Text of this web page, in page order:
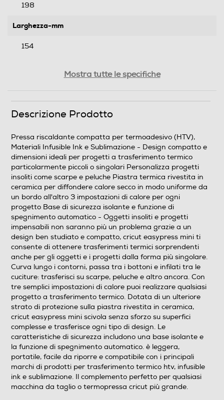
198
Larghezza-mm
154
Informazioni sulla sicurezza del prodotto
Clicca qui
Mostra tutte le specifiche
Descrizione Prodotto
Pressa riscaldante compatta per termoadesivo (HTV),
Materiali Infusible Ink e Sublimazione - Design compatto e
dimensioni ideali per progetti a trasferimento termico
particolarmente piccoli o singolari Personalizza progetti
insoliti come scarpe e peluche Piastra termica rivestita in
ceramica per diffondere calore secco in modo uniforme da
un bordo all'altro 3 impostazioni di calore per ogni
progetto Base di sicurezza isolante e funzione di
spegnimento automatico - Oggetti insoliti e progetti
impensabili non saranno più un problema grazie a un
design ben studiato e compatto, cricut easypress mini ti
consente di ottenere trasferimenti termici sorprendenti
anche per gli oggetti e i progetti dalla forma più singolare.
Curva lungo i contorni, passa tra i bottoni e infilati tra le
cuciture: trasferisci su scarpe, peluche e altro ancora. Con
tre semplici impostazioni di calore puoi realizzare qualsiasi
progetto a trasferimento termico. Dotata di un ulteriore
strato di protezione sulla piastra rivestita in ceramica,
cricut easypress mini scivola senza sforzo su superfici
complesse e trasferisce ogni tipo di design. Le
caratteristiche di sicurezza includono una base isolante e
la funzione di spegnimento automatico. è leggera,
portatile, facile da riporre e compatibile con i principali
marchi di prodotti per trasferimento termico htv, infusible
ink e sublimazione. Il complemento perfetto per qualsiasi
macchina da taglio o termopressa cricut più grande.